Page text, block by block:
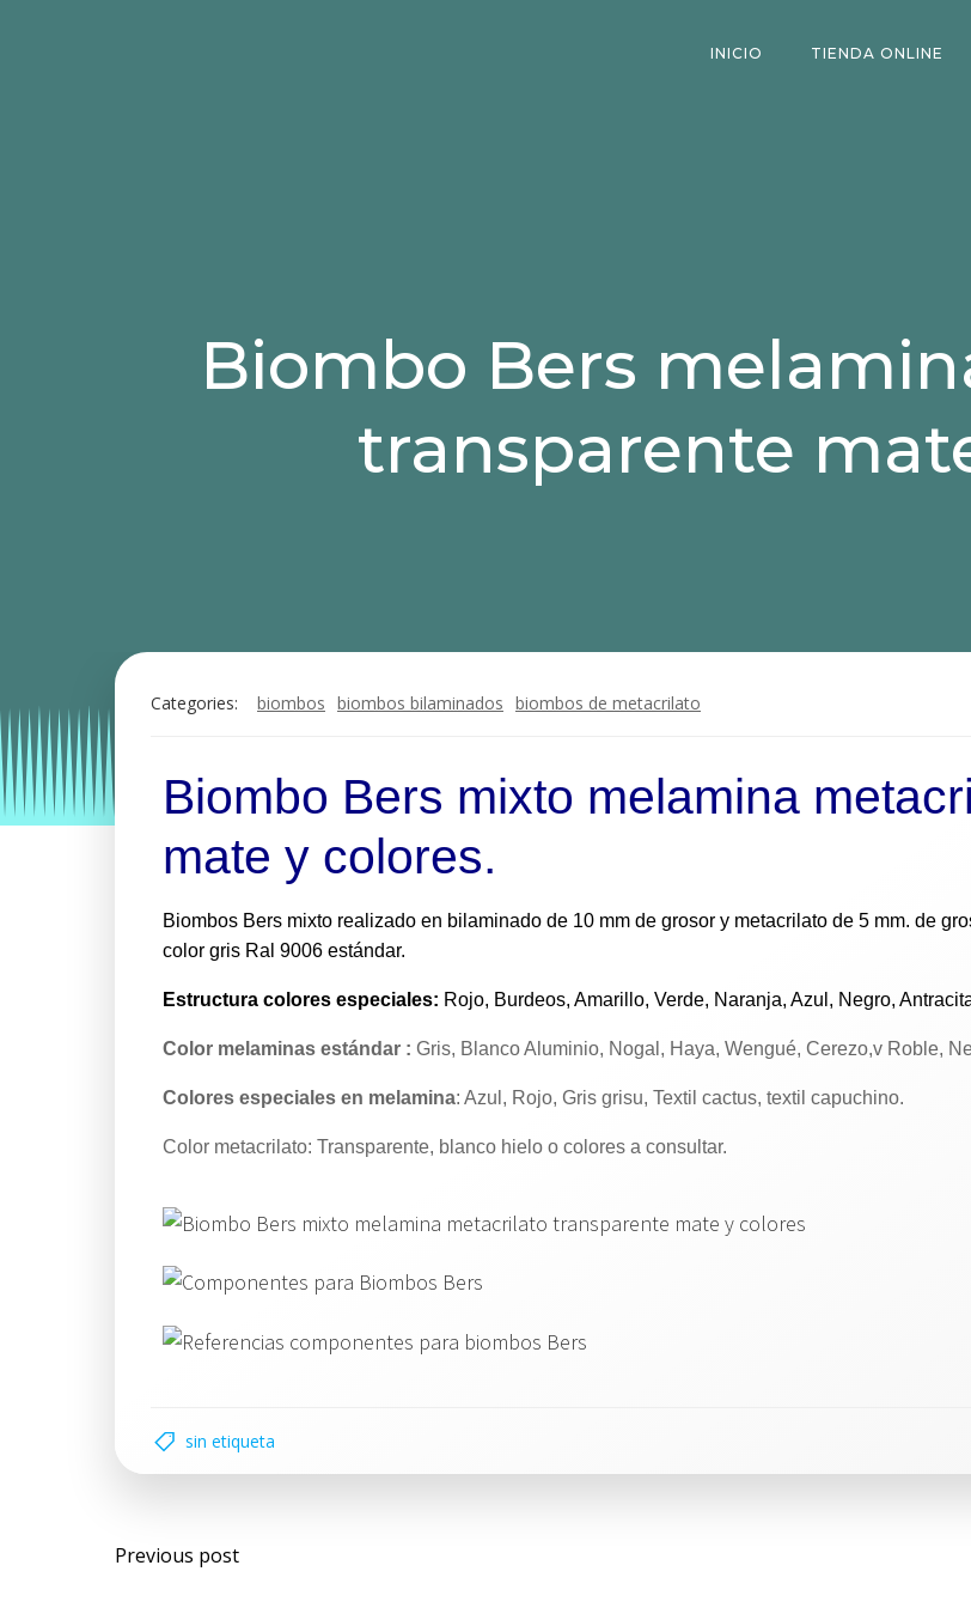
INICIO TIENDA ONLINE
Biombo Bers
transparente
Categories: biombos biombos bilaminados biombos de metacrilato
Biombo Bers mixto melamina
mate y colores.
Biombos Bers mixto realizado en bilaminado de 10 mm de grosor y metacrilato de 5 mm. de
color gris Ral 9006 estándar.
Estructura colores especiales: Rojo, Burdeos, Amarillo, Verde, Naranja, Azul, Negro,
Color melaminas estándar : Gris, Blanco Aluminio, Nogal, Haya, Wengué, Cerezo,v Roble,
Colores especiales en melamina: Azul, Rojo, Gris grisu, Textil cactus, textil capuchino.
Color metacrilato: Transparente, blanco hielo o colores a consultar.
sin etiqueta
Previous post